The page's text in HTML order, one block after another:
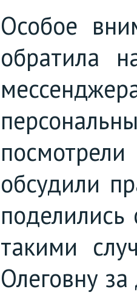
Особое
обратила
обсудили
поделились
такими
Олеговну